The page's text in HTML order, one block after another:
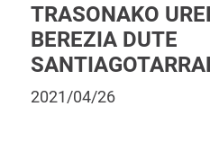
TRASONAKO
BEREZIA DUTE
2021/04/26